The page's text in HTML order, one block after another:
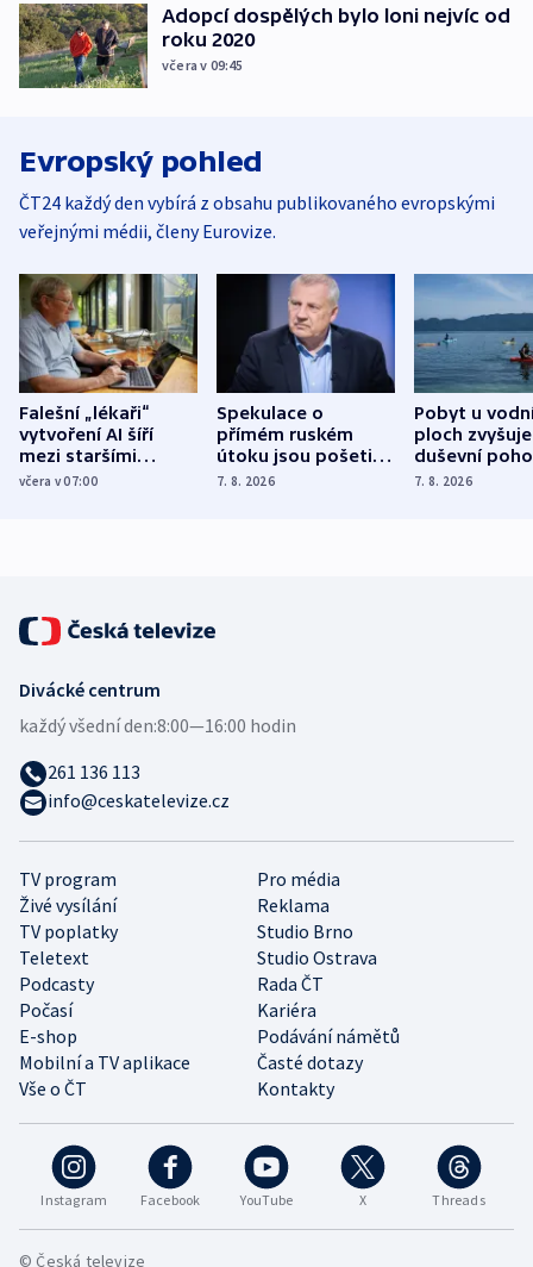
Adopcí dospělých bylo loni nejvíc od
roku 2020
včera v 09:45
Evropský pohled
ČT24 každý den vybírá z obsahu publikovaného evropskými
veřejnými médii, členy Eurovize.
Falešní „lékaři“
vytvoření AI šíří
mezi staršími
Poláky nebezpečné
včera v 07:00
Spekulace o
přímém ruském
útoku jsou pošetilé,
míní estonský
7. 8. 2026
Pobyt u
ploch zvyšuje
duševní
ukázala
7. 8. 2026
Instagram Facebook YouTube X Threads
TV program
Pro média
Živé vysílání
Reklama
TV poplatky
Studio Brno
Teletext
Studio Ostrava
Podcasty
Rada ČT
Počasí
Kariéra
E-shop
Podávání námětů
Mobilní a TV aplikace
Časté dotazy
Vše o ČT
Kontakty
Divácké centrum
každý všední den:8:00—16:00 hodin
261 136 113
info@ceskatelevize.cz
© Česká televize